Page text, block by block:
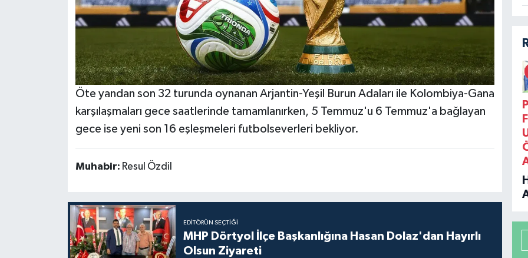
Öte yandan son 32 turunda oynanan Arjantin-Yeşil Burun Adaları ile Kolombiya-Gana
karşılaşmaları gece saatlerinde tamamlanırken, 5 Temmuz'u 6 Temmuz'a bağlayan
gece ise yeni son 16 eşleşmeleri futbolseverleri bekliyor.
Muhabir: Resul Özdil
EDITÖRÜN SEÇTIĞI
MHP Dörtyol İlçe Başkanlığına Hasan Dolaz'dan Hayırlı
Olsun Ziyareti